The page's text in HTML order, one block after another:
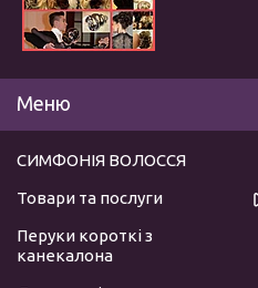
СИМФОНІЯ ВОЛОССЯ
Товари та послуги
Перуки короткі з
канекалона